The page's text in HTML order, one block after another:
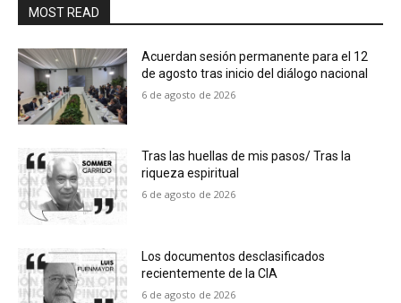
MOST READ
Acuerdan sesión permanente para el 12
de agosto tras inicio del diálogo nacional
6 de agosto de 2026
Tras las huellas de mis pasos/ Tras la
riqueza espiritual
6 de agosto de 2026
Los documentos desclasificados
recientemente de la CIA
6 de agosto de 2026